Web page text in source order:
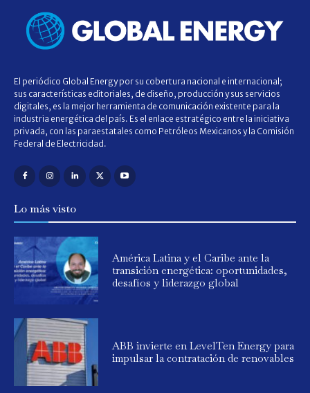
El periódico Global Energy por su cobertura nacional e internacional;
sus características editoriales, de diseño, producción y sus servicios
digitales, es la mejor herramienta de comunicación existente para la
industria energética del país. Es el enlace estratégico entre la iniciativa
privada, con las paraestatales como Petróleos Mexicanos y la Comisión
Federal de Electricidad.
Lo más visto
América Latina y el Caribe ante la
transición energética: oportunidades,
desafíos y liderazgo global
ABB invierte en LevelTen Energy para
impulsar la contratación de renovables